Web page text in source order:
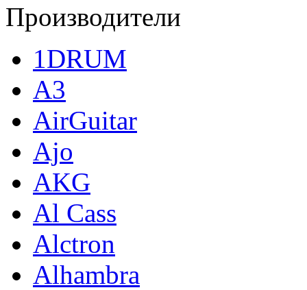
Производители
1DRUM
A3
AirGuitar
Ajo
AKG
Al Cass
Alctron
Alhambra